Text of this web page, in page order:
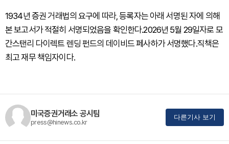
1934년 증권 거래법의 요구에 따라, 등록자는 아래 서명된 자에 의해
본 보고서가 적절히 서명되었음을 확인한다.2026년 5월 29일자로 모
간스탠리 다이렉트 렌딩 펀드의 데이비드 페사하가 서명했다.직책은
최고 재무 책임자이다.
미국증권거래소 공시팀
press@hinews.co.kr
다른기사 보기